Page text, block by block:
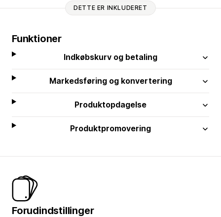
DETTE ER INKLUDERET
Funktioner
Indkøbskurv og betaling
Markedsføring og konvertering
Produktopdagelse
Produktpromovering
Forudindstillinger